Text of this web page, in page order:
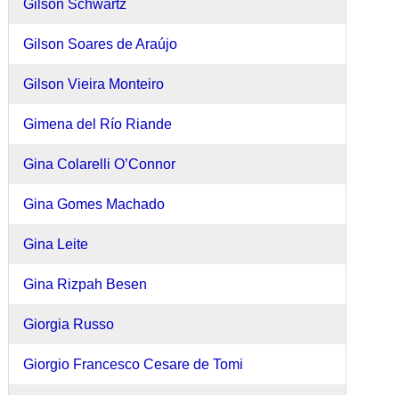
Gilson Schwartz
Gilson Soares de Araújo
Gilson Vieira Monteiro
Gimena del Río Riande
Gina Colarelli O’Connor
Gina Gomes Machado
Gina Leite
Gina Rizpah Besen
Giorgia Russo
Giorgio Francesco Cesare de Tomi